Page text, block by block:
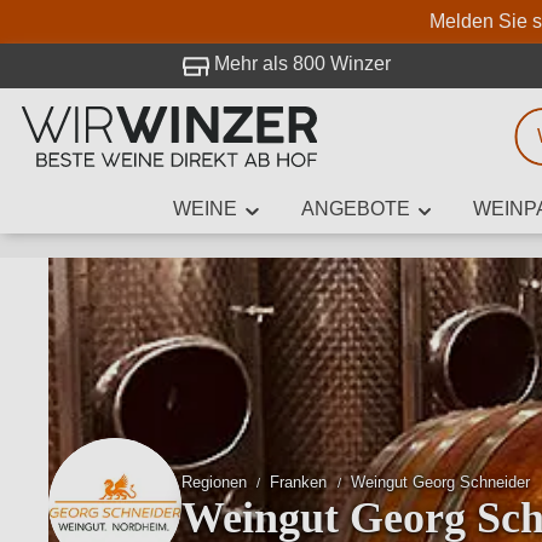
Melden Sie
Mehr als 800 Winzer
WEINE ANGEBOTE
Regionen Franken Weingut Georg Schneider
Weingut Georg
Weinsuche
Mindestens 3
bei WirWinzer.